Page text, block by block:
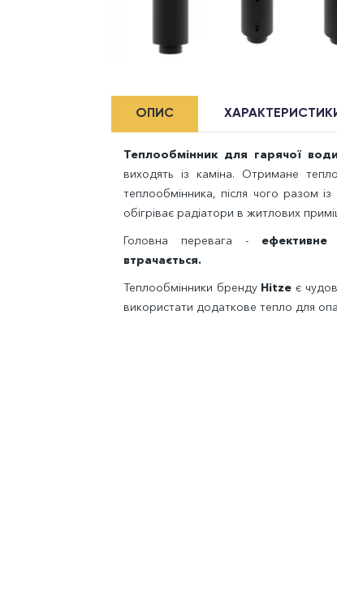
ОПИС
Теплообмінник для гарячої
виходять із каміна. Отримане
теплообмінника, після чого разом
обігріває радіатори в житлових
Головна перевага - ефективне
втрачається.
Теплообмінники бренду Hitze є
використати додаткове тепло для